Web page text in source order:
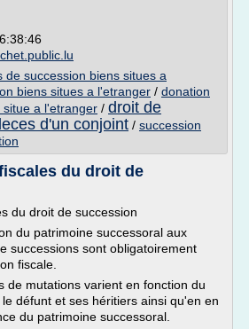
de succession biens situes a
biens situes a l'etranger / donation
a l'etranger / droit de
d'un conjoint / succession
du droit de
du droit de succession
du patrimoine successoral aux
successions sont obligatoirement
fiscale.
de mutations varient en fonction du
défunt et ses héritiers ainsi qu'en en
du patrimoine successoral.